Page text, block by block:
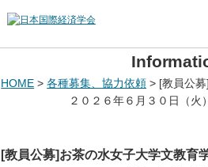
HOME >各種募集、協力依頼 > [教員公
２０２６年６月３０日（火
[教員公募]お茶の水女子大学文教育